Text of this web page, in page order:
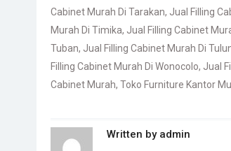
Cabinet Murah Di Tarakan, Jual Filling
Murah Di Timika, Jual Filling Cabinet
Tuban, Jual Filling Cabinet Murah Di
Filling Cabinet Murah Di Wonocolo, Jual
Cabinet Murah, Toko Furniture Kantor
Written by admin